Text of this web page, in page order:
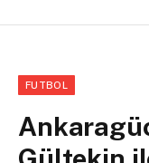
FUTBOL